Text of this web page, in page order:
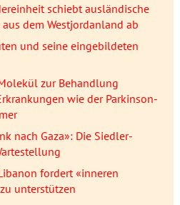
schiebt ausländische
dem Westjordanland ab
und seine eingebildeten
zur Behandlung
wie der Parkinson-
nach Gaza»: Die Siedler-
fordert «inneren
unterstützen